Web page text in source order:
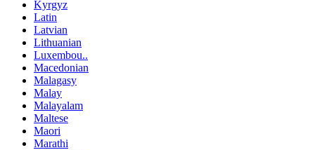
Kyrgyz
Latin
Latvian
Lithuanian
Luxembou..
Macedonian
Malagasy
Malay
Malayalam
Maltese
Maori
Marathi